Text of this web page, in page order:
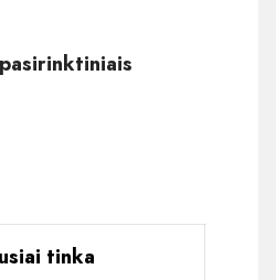
pasirinktiniais
tinka